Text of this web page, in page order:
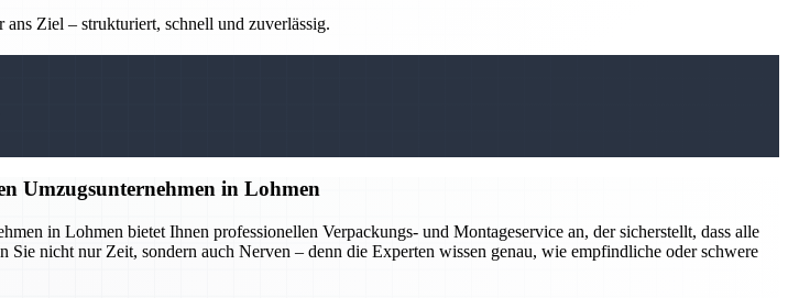
Ziel – strukturiert, schnell und zuverlässig.
Umzugsunternehmen in Lohmen
in Lohmen bietet Ihnen professionellen Verpackungs- und Montageservice an, der sicherstellt, dass alle
nicht nur Zeit, sondern auch Nerven – denn die Experten wissen genau, wie empfindliche oder schwere